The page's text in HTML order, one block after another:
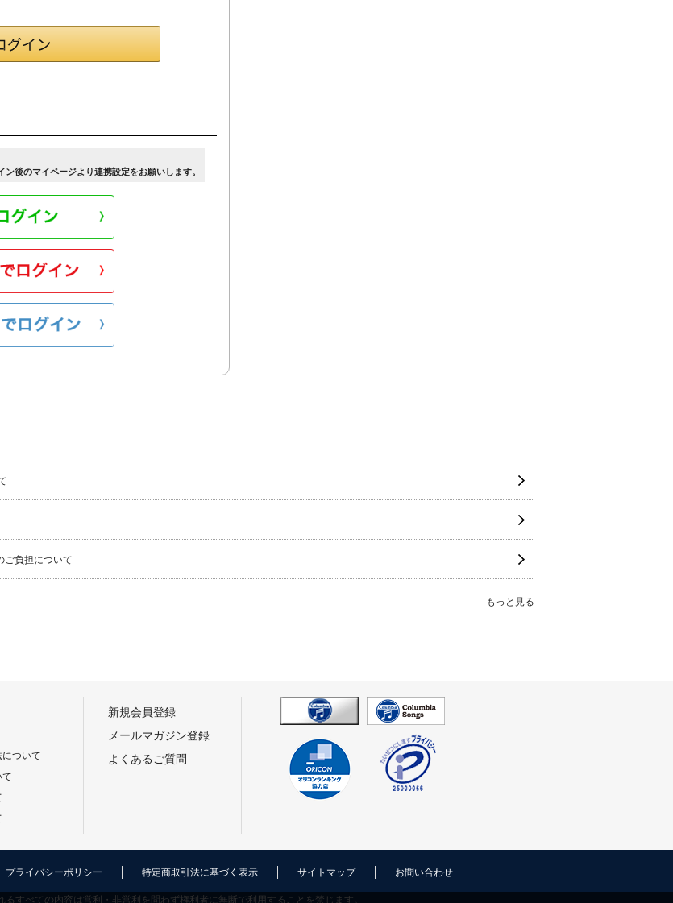
後のマイページより連携設定をお願いします。
ご負担について
もっと見る
ついて
新規会員登録
メールマガジン登録
よくあるご質問
プライバシーポリシー 特定商取引法に基づく表示 サイトマップ お問い合わせ
るすべての内容は営利・非営利を問わず権利者に無断で利用することを禁じます。